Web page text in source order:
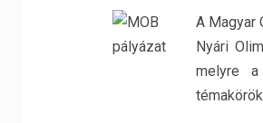
A Magyar
Nyári
melyre